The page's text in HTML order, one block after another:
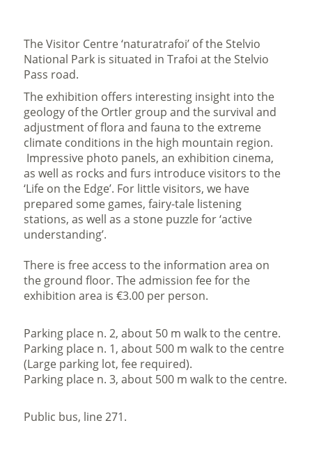
The Visitor Centre ‘naturatrafoi’ of the Stelvio
National Park is situated in Trafoi at the Stelvio
Pass road.
The exhibition offers interesting insight into the
geology of the Ortler group and the survival and
adjustment of flora and fauna to the extreme
climate conditions in the high mountain region.
Impressive photo panels, an exhibition cinema,
as well as rocks and furs introduce visitors to the
‘Life on the Edge’. For little visitors, we have
prepared some games, fairy-tale listening
stations, as well as a stone puzzle for ‘active
understanding’.
There is free access to the information area on
the ground floor. The admission fee for the
exhibition area is €3.00 per person.
Parking place n. 2, about 50 m walk to the centre.
Parking place n. 1, about 500 m walk to the centre
(Large parking lot, fee required).
Parking place n. 3, about 500 m walk to the centre.
Public bus, line 271.